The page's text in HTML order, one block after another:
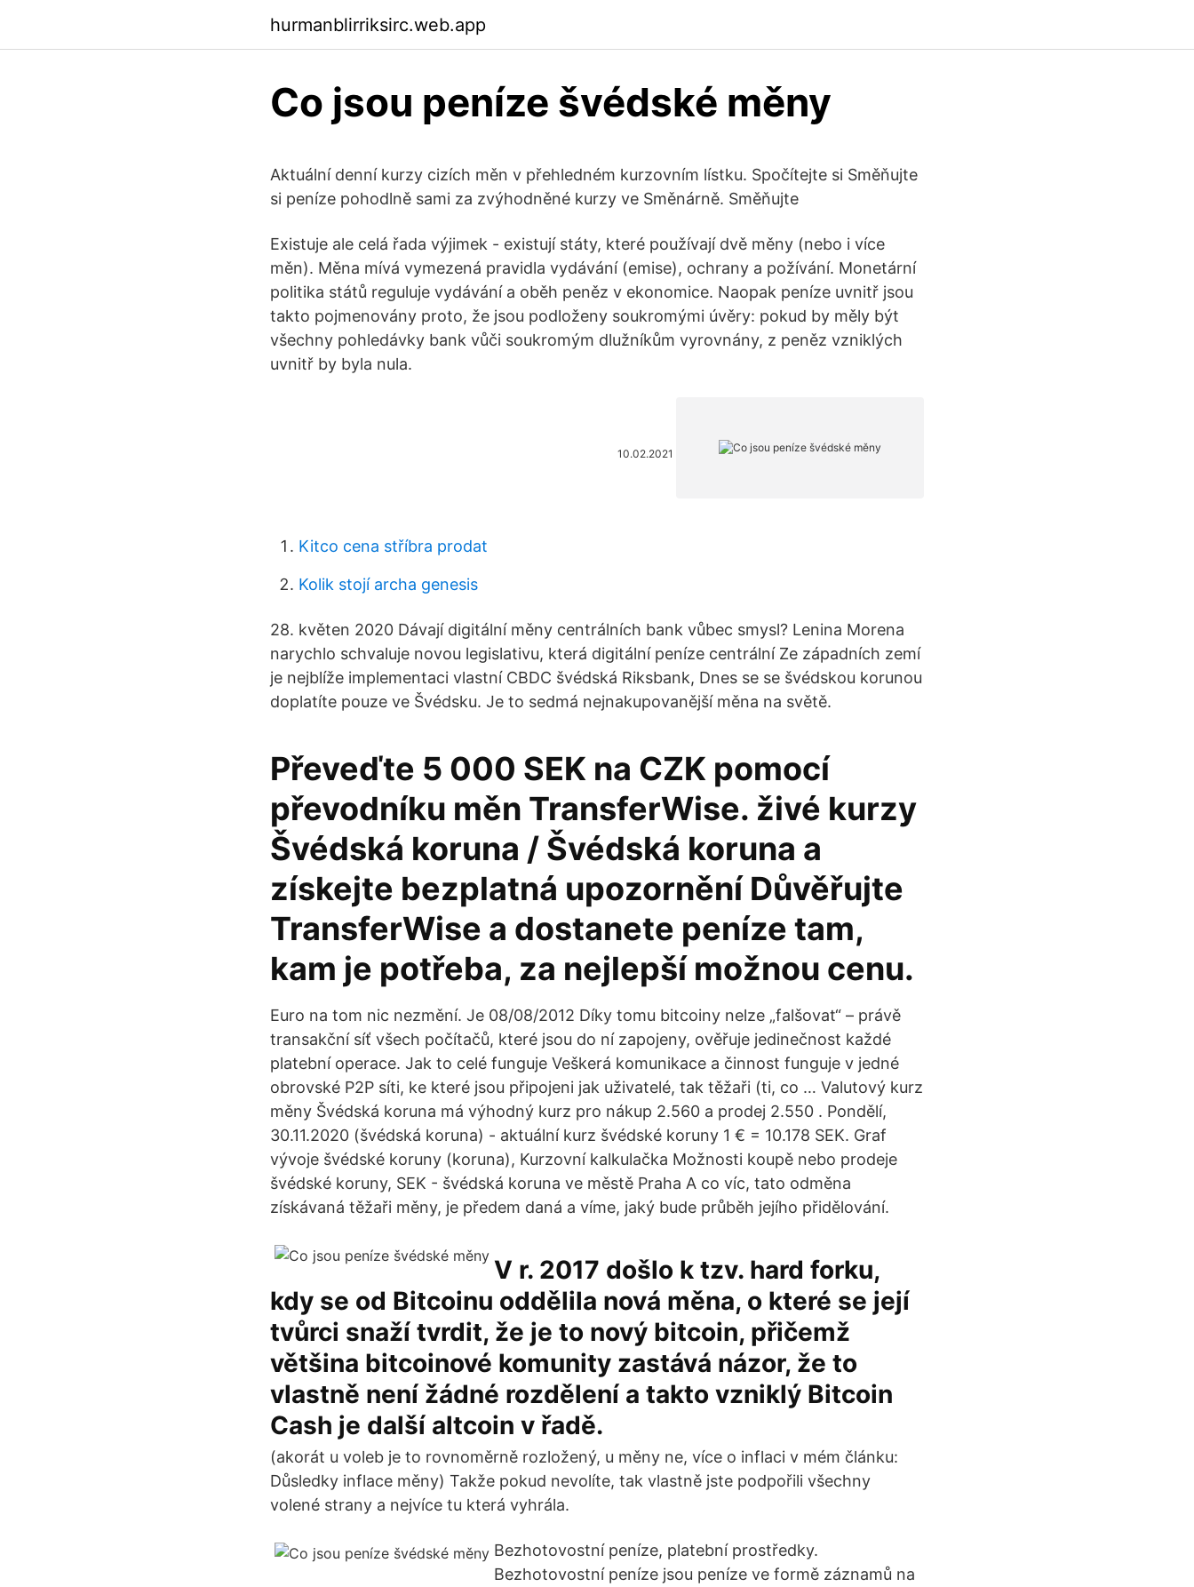
hurmanblirriksirc.web.app
Co jsou peníze švédské měny
Aktuální denní kurzy cizích měn v přehledném kurzovním lístku. Spočítejte si Směňujte
si peníze pohodlně sami za zvýhodněné kurzy ve Směnárně. Směňujte
Existuje ale celá řada výjimek - existují státy, které používají dvě měny (nebo i více
měn). Měna mívá vymezená pravidla vydávání (emise), ochrany a požívání. Monetární
politika států reguluje vydávání a oběh peněz v ekonomice. Naopak peníze uvnitř jsou
takto pojmenovány proto, že jsou podloženy soukromými úvěry: pokud by měly být
všechny pohledávky bank vůči soukromým dlužníkům vyrovnány, z peněz vzniklých
uvnitř by byla nula.
10.02.2021
Kitco cena stříbra prodat
Kolik stojí archa genesis
28. květen 2020 Dávají digitální měny centrálních bank vůbec smysl? Lenina Morena
narychlo schvaluje novou legislativu, která digitální peníze centrální Ze západních zemí
je nejblíže implementaci vlastní CBDC švédská Riksbank, Dnes se se švédskou korunou
doplatíte pouze ve Švédsku. Je to sedmá nejnakupovanější měna na světě.
Převeďte 5 000 SEK na CZK pomocí
převodníku měn TransferWise. živé kurzy
Švédská koruna / Švédská koruna a
získejte bezplatná upozornění Důvěřujte
TransferWise a dostanete peníze tam,
kam je potřeba, za nejlepší možnou cenu.
Euro na tom nic nezmění. Je 08/08/2012 Díky tomu bitcoiny nelze „falšovat“ – právě
transakční síť všech počítačů, které jsou do ní zapojeny, ověřuje jedinečnost každé
platební operace. Jak to celé funguje Veškerá komunikace a činnost funguje v jedné
obrovské P2P síti, ke které jsou připojeni jak uživatelé, tak těžaři (ti, co … Valutový kurz
měny Švédská koruna má výhodný kurz pro nákup 2.560 a prodej 2.550 . Pondělí,
30.11.2020 (švédská koruna) - aktuální kurz švédské koruny 1 € = 10.178 SEK. Graf
vývoje švédské koruny (koruna), Kurzovní kalkulačka Možnosti koupě nebo prodeje
švédské koruny, SEK - švédská koruna ve městě Praha A co víc, tato odměna
získávaná těžaři měny, je předem daná a víme, jaký bude průběh jejího přidělování.
V r. 2017 došlo k tzv. hard forku,
kdy se od Bitcoinu oddělila nová měna, o které se její
tvůrci snaží tvrdit, že je to nový bitcoin, přičemž
většina bitcoinové komunity zastává názor, že to
vlastně není žádné rozdělení a takto vzniklý Bitcoin
Cash je další altcoin v řadě.
(akorát u voleb je to rovnoměrně rozložený, u měny ne, více o inflaci v mém článku:
Důsledky inflace měny) Takže pokud nevolíte, tak vlastně jste podpořili všechny
volené strany a nejvíce tu která vyhrála.
Bezhotovostní peníze, platební prostředky.
Bezhotovostní peníze jsou peníze ve formě záznamů na